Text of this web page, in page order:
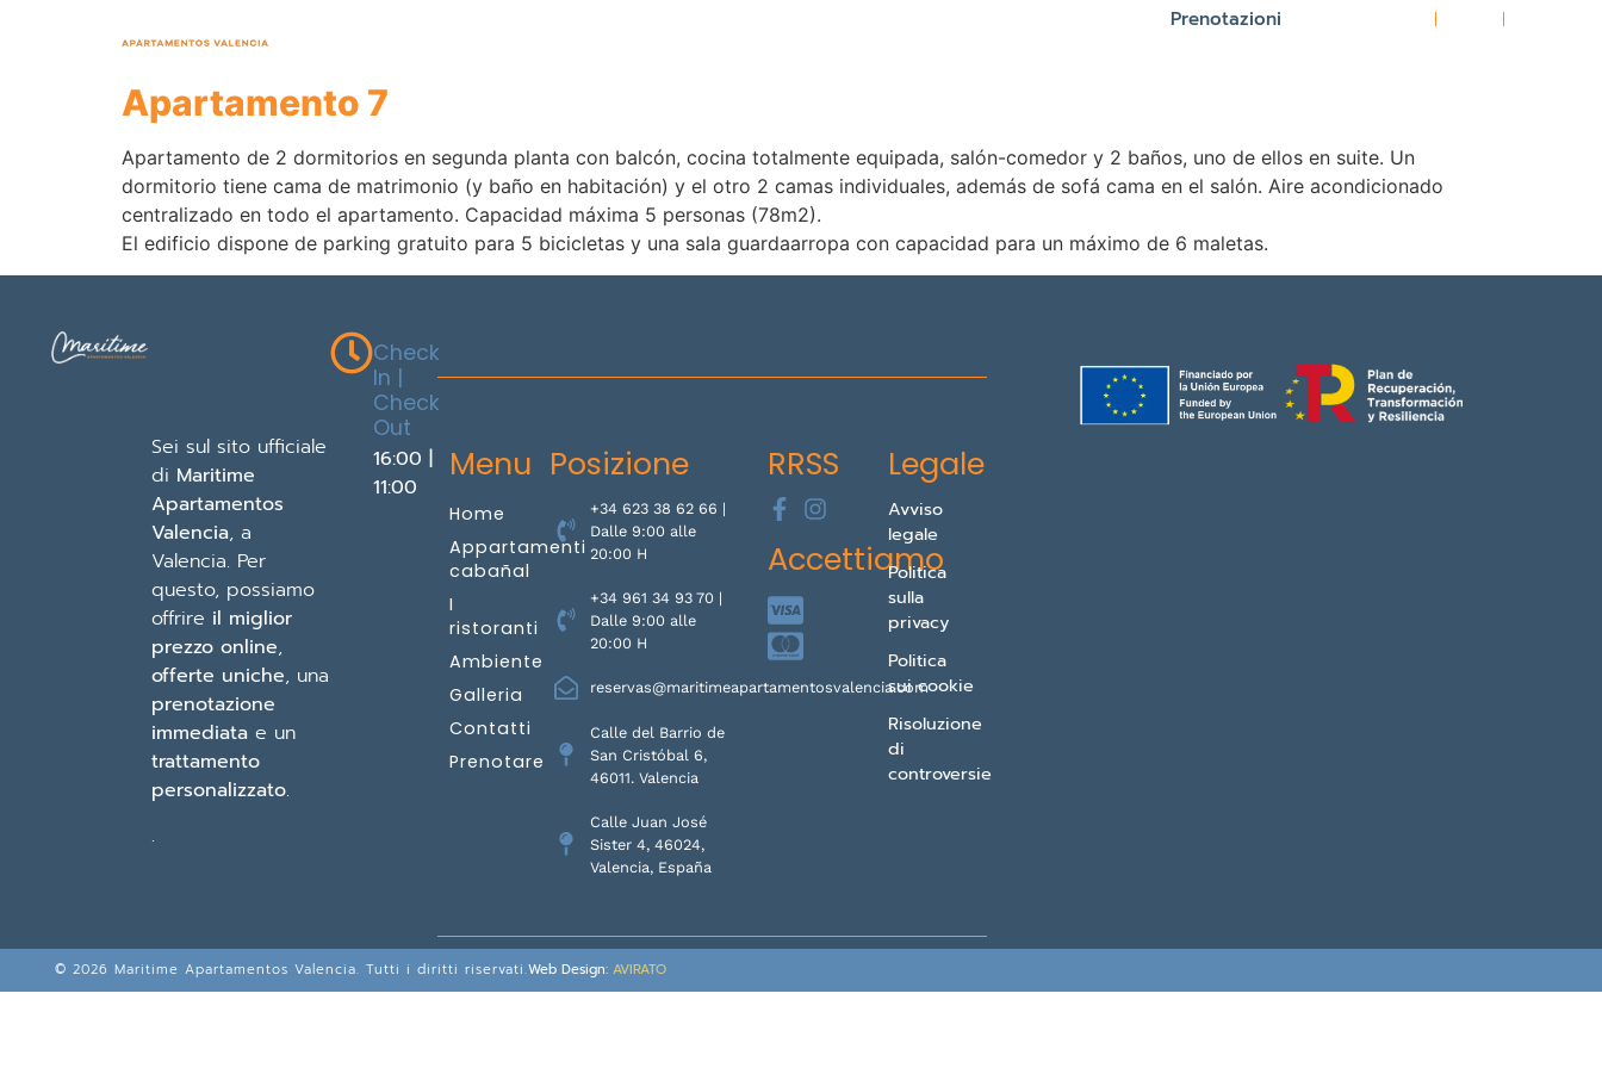
Prenotazioni
Apartamento 7
Apartamento de 2 dormitorios en segunda planta con balcón, cocina totalmente equipada, salón-comedor y 2 baños, uno de ellos en suite. Un
dormitorio tiene cama de matrimonio (y baño en habitación) y el otro 2 camas individuales, además de sofá cama en el salón. Aire acondicionado
centralizado en todo el apartamento. Capacidad máxima 5 personas (78m2).
El edificio dispone de parking gratuito para 5 bicicletas y una sala guardaarropa con capacidad para un máximo de 6 maletas.
Sei sul sito ufficiale
di Maritime
Apartamentos
Valencia, a
Valencia. Per
questo, possiamo
offrire il miglior
prezzo online,
offerte uniche, una
prenotazione
immediata e un
trattamento
personalizzato.
.
Check
In |
Check
Out
16:00 |
11:00
Menu
Home
Appartamenti
cabañal
I
ristoranti
Ambiente
Galleria
Contatti
Prenotare
Posizione
+34 623 38 62 66 |
Dalle 9:00 alle
20:00 H
+34 961 34 93 70 |
Dalle 9:00 alle
20:00 H
reservas@maritimeapartamentosvalencia.com
Calle del Barrio de
San Cristóbal 6,
46011. Valencia
Calle Juan José
Sister 4, 46024,
Valencia, España
RRSS
Accettiamo
Legale
Avviso
legale
Politica
sulla
privacy
Politica
sui cookie
Risoluzione
di
controversie
© 2026 Maritime Apartamentos Valencia. Tutti i diritti riservati.Web Design:AVIRATO